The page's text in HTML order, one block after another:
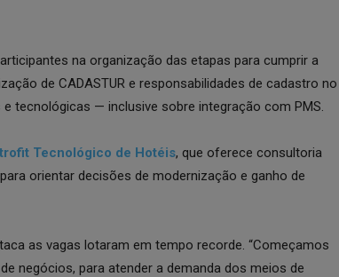
na organização das etapas para cumprir a
de CADASTUR e responsabilidades de cadastro no
tecnológicas — inclusive sobre integração com PMS.
Tecnológico de Hotéis, que oferece consultoria
orientar decisões de modernização e ganho de
as vagas lotaram em tempo recorde. “Começamos
negócios, para atender a demanda dos meios de